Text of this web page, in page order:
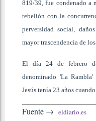
819/39, fue condenado a
rebelión con la
perversidad social,
mayor trascendencia de
El día 24 de febrero
denominado 'La Rambla'
Jesús tenía 23 años
Fuente → eldiario.es